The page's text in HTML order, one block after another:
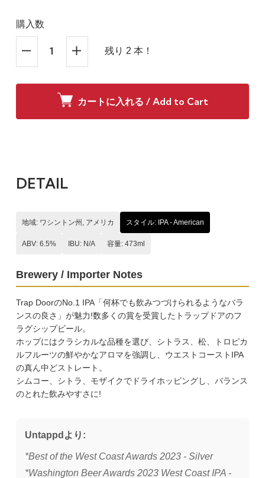
購入数
残り 2 本！
カートに入れる / Add to Cart
DETAIL
地域: ワシントン州, アメリカ スタイル: IPA - American
ABV: 6.5% IBU: N/A 容量: 473ml
Brewery / Importer Notes
Trap DoorのNo.1 IPA「何杯でも飲みつづけられるようなバラ
ンスの良さ」が魅力!数多くの賞を受賞したトラップドアのフ
ラグシップビール。
ホップにはクラシカルな品種を選び、シトラス、松、トロピカ
ルフルーツの鮮やかなアロマを強調し、ウエストコーストIPA
の真ん中どストレート。
シムコー、シトラ、モザイクでドライホッピングし、バランス
のとれた飲みやすさに!
Untappdより:
*Best of the West Coast Awards 2023 - Silver
*Washington Beer Awards 2023 West Coast IPA -